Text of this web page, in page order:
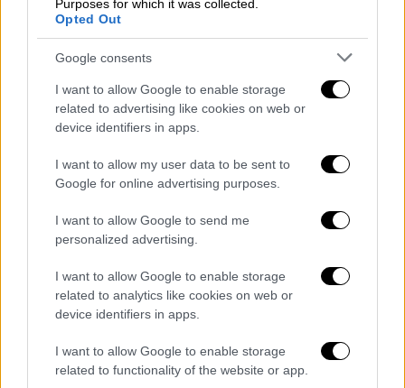
Purposes for which it was collected.
Opted Out
Google consents
I want to allow Google to enable storage
related to advertising like cookies on web or
device identifiers in apps.
I want to allow my user data to be sent to
Google for online advertising purposes.
I want to allow Google to send me
personalized advertising.
I want to allow Google to enable storage
related to analytics like cookies on web or
device identifiers in apps.
I want to allow Google to enable storage
related to functionality of the website or app.
Ισπανία-Σκωτία 2-0 (74΄ Μοράτα, 86΄
Σανσέτ)
Ρεπό: Γεωργία
Βαθμολογία
Σκωτία 15
Ισπανία 12
Νορβηγία 10
Κύπρος 0
4ος όμιλος
Λετονία-Αρμενία 2-0 (39΄ Ικάουνιεκς, 68΄
Μπαλόντις)
Κροατία-Τουρκία 0-1 (30΄ Γιλμάζ)
Ρεπό: Ουαλία